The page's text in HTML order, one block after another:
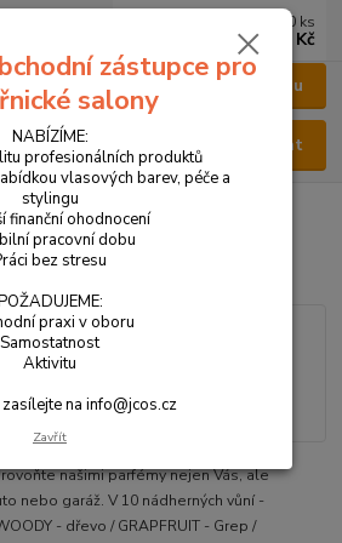
Menu
Hledat
0 ks
0 Kč
Závěsná vůně 8 ml
8 ml
našimi parfémy nejen Vás, ale
nebo garáž. V 10 nádherných vůní -
- dřevo / GRAPFRUIT - Grep /
zástupce pro
salony
NABÍZÍME:
profesionálních produktů
vlasových barev, péče a
stylingu
finanční ohodnocení
pracovní dobu
bez stresu
praxi v oboru
Samostatnost
Aktivitu
na info@jcos.cz
Zavřít